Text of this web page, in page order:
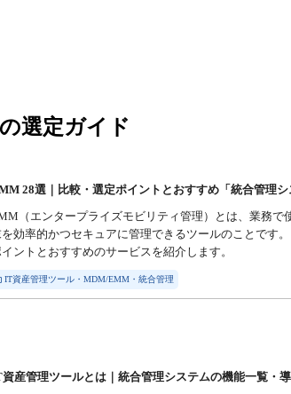
選定ガイド
28選｜比較・選定ポイントとおすすめ「統合管理
（エンタープライズモビリティ管理）とは、業務で
を効率的かつセキュアに管理できるツールのことです
イントとおすすめのサービスを紹介します。
IT資産管理ツール・MDM/EMM・統合管理
産管理ツールとは｜統合管理システムの機能一覧・